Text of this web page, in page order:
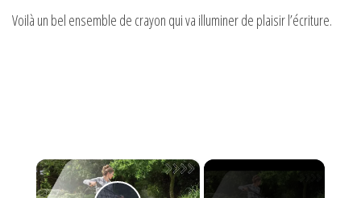
Voilà un bel ensemble de crayon qui va illuminer de plaisir l’écriture.
×